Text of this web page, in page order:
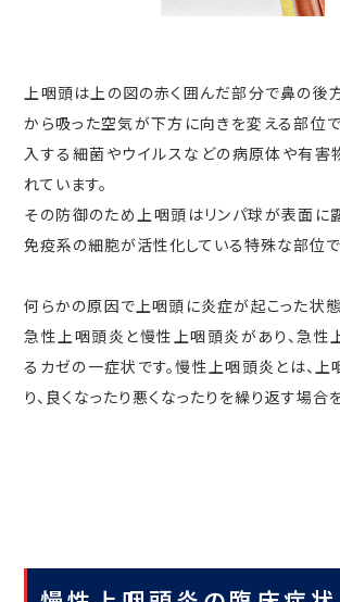
上咽頭は上の図の赤く囲んだ部分で鼻の後
から吸った空気が下方に向きを変える部位
入する細菌やウイルスなどの病原体や有害
れています。
その防御のため上咽頭はリンパ球が表面に
免疫系の細胞が活性化している特殊な部位で
何らかの原因で上咽頭に炎症が起こった状
急性上咽頭炎と慢性上咽頭炎があり、急性
るカゼの一症状です。慢性上咽頭炎とは、
り、良くなったり悪くなったりを繰り返す場合